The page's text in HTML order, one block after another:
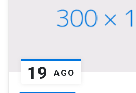
19 AGO